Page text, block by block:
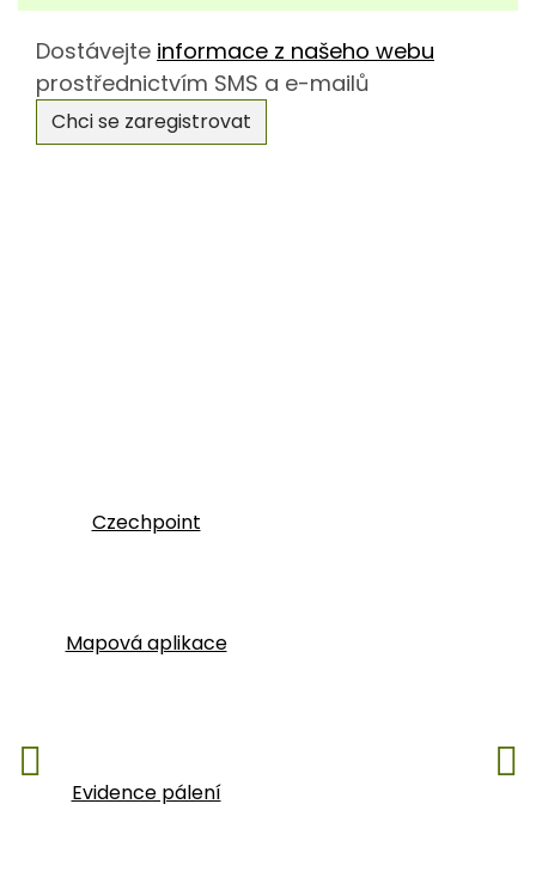
Dostávejte informace z našeho webu
prostřednictvím SMS a e-mailů
Chci se zaregistrovat
Czechpoint
Mapová aplikace
Evidence pálení
Následující